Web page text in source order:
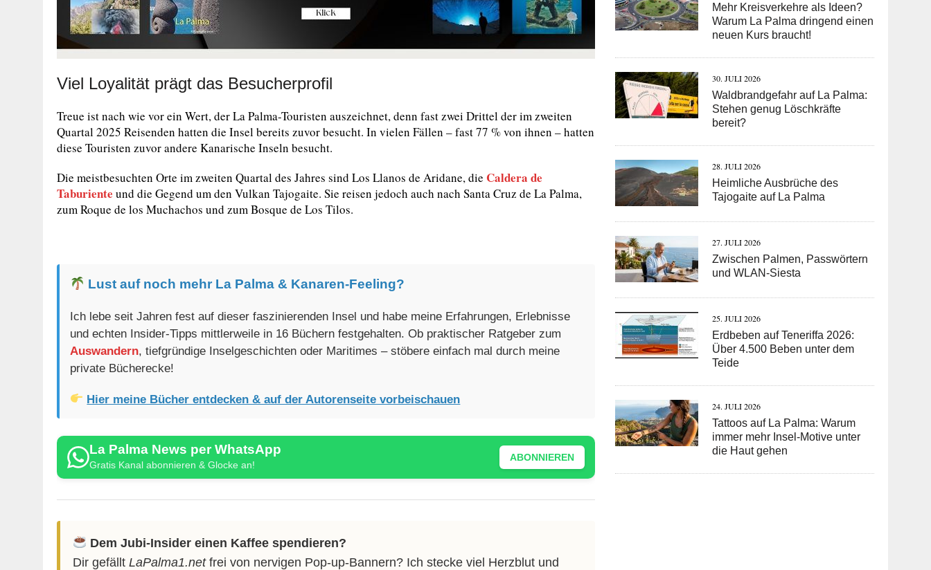
Viel Loyalität prägt das Besucherprofil
Treue ist nach wie vor ein Wert, der La Palma-Touristen auszeichnet, denn fast zwei Drittel der im zweiten
Quartal 2025 Reisenden hatten die Insel bereits zuvor besucht. In vielen Fällen – fast 77 % von ihnen – hatten
diese Touristen zuvor andere Kanarische Inseln besucht.
Die meistbesuchten Orte im zweiten Quartal des Jahres sind Los Llanos de Aridane, die Caldera de
Taburiente und die Gegend um den Vulkan Tajogaite. Sie reisen jedoch auch nach Santa Cruz de La Palma,
zum Roque de los Muchachos und zum Bosque de Los Tilos.
Lust auf noch mehr La Palma & Kanaren-Feeling?
Ich lebe seit Jahren fest auf dieser faszinierenden Insel und habe meine Erfahrungen, Erlebnisse
und echten Insider-Tipps mittlerweile in 16 Büchern festgehalten. Ob praktischer Ratgeber zum
Auswandern, tiefgründige Inselgeschichten oder Maritimes – stöbere einfach mal durch meine
private Bücherecke!
Hier meine Bücher entdecken & auf der Autorenseite vorbeischauen
La Palma News per WhatsApp
Gratis Kanal abonnieren & Glocke an!
ABONNIEREN
Dem Jubi-Insider einen Kaffee spendieren?
Dir gefällt LaPalma1.netfrei von nervigen Pop-up-Bannern? Ich stecke viel Herzblut und
Mehr Kreisverkehre als Ideen?
Warum La Palma dringend einen
neuen Kurs braucht!
30. JULI 2026
Waldbrandgefahr auf La Palma:
Stehen genug Löschkräfte
bereit?
28. JULI 2026
Heimliche Ausbrüche des
Tajogaite auf La Palma
27. JULI 2026
Zwischen Palmen, Passwörtern
und WLAN-Siesta
25. JULI 2026
Erdbeben auf Teneriffa 2026:
Über 4.500 Beben unter dem
Teide
24. JULI 2026
Tattoos auf La Palma: Warum
immer mehr Insel-Motive unter
die Haut gehen